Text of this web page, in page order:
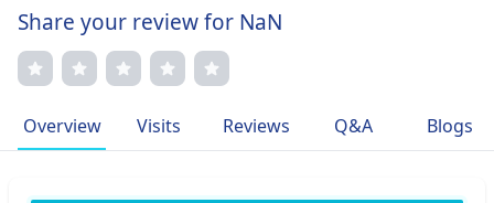
Share your review for NaN
Overview Visits Reviews Q&A Blogs